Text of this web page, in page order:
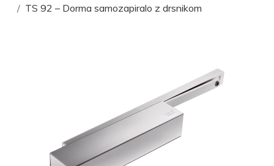
TS 92 – Dorma samozapiralo z drsnikom